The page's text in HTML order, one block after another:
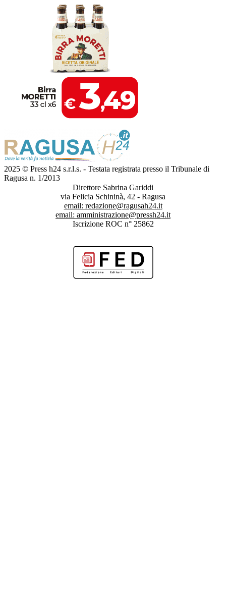
2025 © Press h24 s.r.l.s. - Testata registrata presso il Tribunale di
Ragusa n. 1/2013
Direttore Sabrina Gariddi
via Felicia Schininà, 42 - Ragusa
email: redazione@ragusah24.it
email: amministrazione@pressh24.it
Iscrizione ROC n° 25862